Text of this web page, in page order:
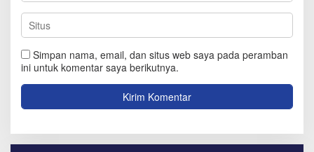
Simpan nama, email, dan situs web saya pada peramban
ini untuk komentar saya berikutnya.